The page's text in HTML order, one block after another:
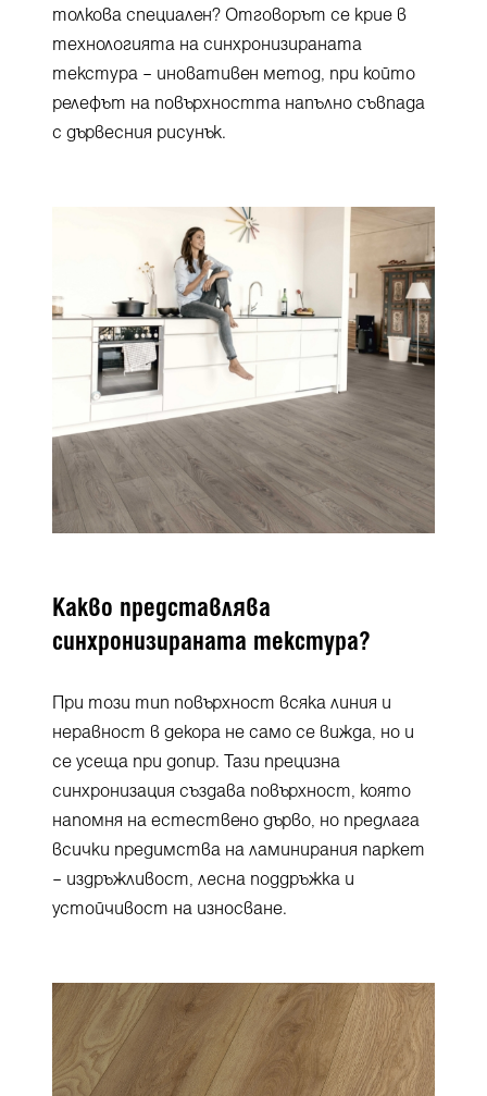
толкова специален? Отговорът се крие в
технологията на синхронизираната
текстура – иновативен метод, при който
релефът на повърхността напълно съвпада
с дървесния рисунък.
Какво представлява
синхронизираната текстура?
При този тип повърхност всяка линия и
неравност в декора не само се вижда, но и
се усеща при допир. Тази прецизна
синхронизация създава повърхност, която
напомня на естествено дърво, но предлага
всички предимства на ламинирания паркет
– издръжливост, лесна поддръжка и
устойчивост на износване.